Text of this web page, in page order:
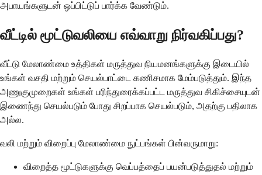
அபாயங்களுடன் ஒப்பிட்டுப் பார்க்க வேண்டும்.
வீட்டில் மூட்டுவலியை எவ்வாறு நிர்வகிப்பது?
வீட்டு மேலாண்மை உத்திகள் மருத்துவ நியமனங்களுக்கு இடையில்
உங்கள் வசதி மற்றும் செயல்பாட்டை கணிசமாக மேம்படுத்தும். இந்த
அணுகுமுறைகள் உங்கள் பரிந்துரைக்கப்பட்ட மருத்துவ சிகிச்சையுடன்
இணைந்து செயல்படும் போது சிறப்பாக செயல்படும், அதற்கு பதிலாக
அல்ல.
வலி மற்றும் விறைப்பு மேலாண்மை நுட்பங்கள் பின்வருமாறு:
விறைத்த மூட்டுகளுக்கு வெப்பத்தைப் பயன்படுத்துதல் மற்றும்